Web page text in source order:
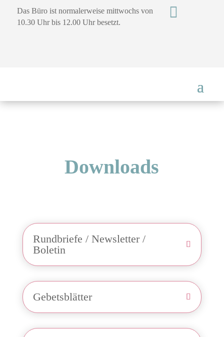
Das Büro ist normalerweise mittwochs von
10.30 Uhr bis 12.00 Uhr besetzt.

Downloads
Rundbriefe / Newsletter /
Boletin
Gebetsblätter